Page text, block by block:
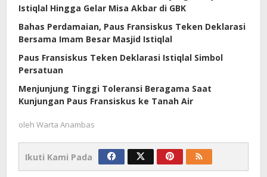
Istiqlal Hingga Gelar Misa Akbar di GBK
Bahas Perdamaian, Paus Fransiskus Teken Deklarasi
Bersama Imam Besar Masjid Istiqlal
Paus Fransiskus Teken Deklarasi Istiqlal Simbol
Persatuan
Menjunjung Tinggi Toleransi Beragama Saat
Kunjungan Paus Fransiskus ke Tanah Air
oleh Warta Anambas
Ikuti Kami Pada